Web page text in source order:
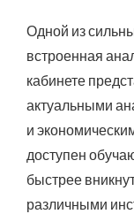
Одной из
встроенная
кабинете
актуальными
и
доступен
быстрее
различными